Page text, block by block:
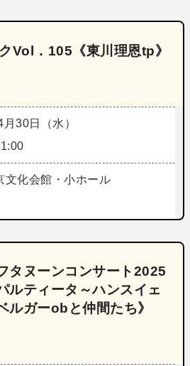
Vol．105《東川理恩tp》
30日（水）
文化会館・小ホール
タヌーンコンサート2025
ルティータ～ハンスイェ
ルガーobと仲間たち》